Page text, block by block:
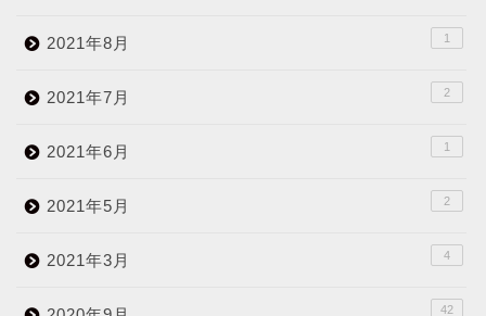
2021年8月 1
2021年7月 2
2021年6月 1
2021年5月 2
2021年3月 4
42